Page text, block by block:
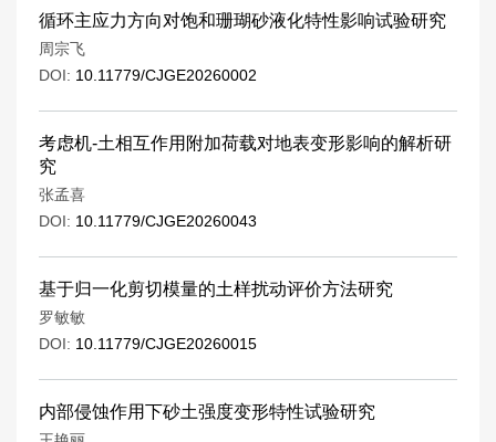
循环主应力方向对饱和珊瑚砂液化特性影响试验研究
周宗飞
DOI: 10.11779/CJGE20260002
考虑机-土相互作用附加荷载对地表变形影响的解析研
究
张孟喜
DOI: 10.11779/CJGE20260043
基于归一化剪切模量的土样扰动评价方法研究
罗敏敏
DOI: 10.11779/CJGE20260015
内部侵蚀作用下砂土强度变形特性试验研究